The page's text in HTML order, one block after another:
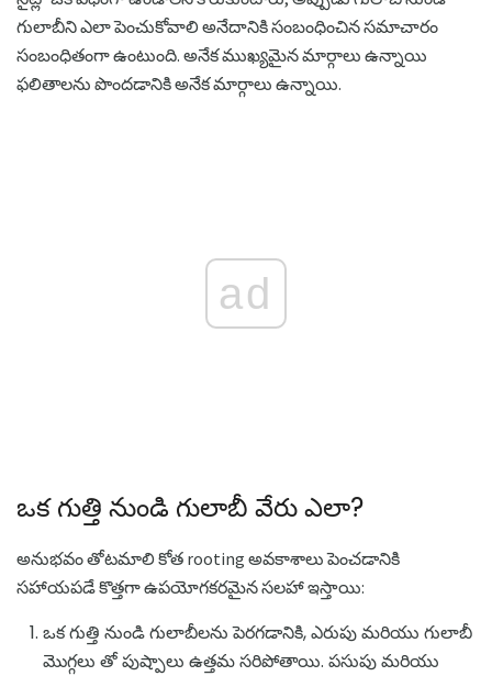
గులాబీని ఎలా పెంచుకోవాలి అనేదానికి సంబంధించిన సమాచారం
సంబంధితంగా ఉంటుంది. అనేక ముఖ్యమైన మార్గాలు ఉన్నాయి
ఫలితాలను పొందడానికి అనేక మార్గాలు ఉన్నాయి.
ad
ఒక గుత్తి నుండి గులాబీ వేరు ఎలా?
అనుభవం తోటమాలి కోత rooting అవకాశాలు పెంచడానికి
సహాయపడే కొత్తగా ఉపయోగకరమైన సలహా ఇస్తాయి:
ఒక గుత్తి నుండి గులాబీలను పెరగడానికి, ఎరుపు మరియు గులాబీ
మొగ్గలు తో పుష్పాలు ఉత్తమ సరిపోతాయి. పసుపు మరియు